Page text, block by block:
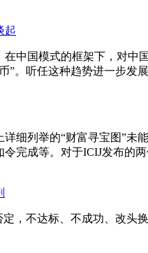
起
在中国模式的框架下，对
”。听任这种趋势进一步发
细列举的“财富寻宝图”未
完成等。对于ICIJ发布的
，不达标、不成功、改头